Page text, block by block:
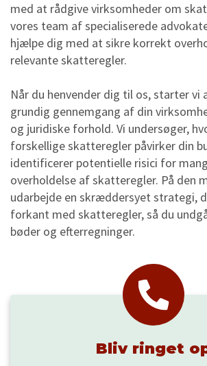
med at rådgive virksomheder om
vores team af specialiserede
hjælpe dig med at sikre korrekt
relevante skatteregler.
Når du henvender dig til os, starter vi
grundig gennemgang af din
og juridiske forhold. Vi undersøger,
forskellige skatteregler påvirker din
identificerer potentielle risici for
overholdelse af skatteregler. På den
udarbejde en skræddersyet strategi,
forkant med skatteregler, så du
bøder og efterregninger.
Bliv ringet